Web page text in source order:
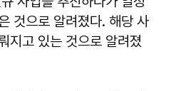
것으로 알려졌다. 해당 사
지고 있는 것으로 알려졌